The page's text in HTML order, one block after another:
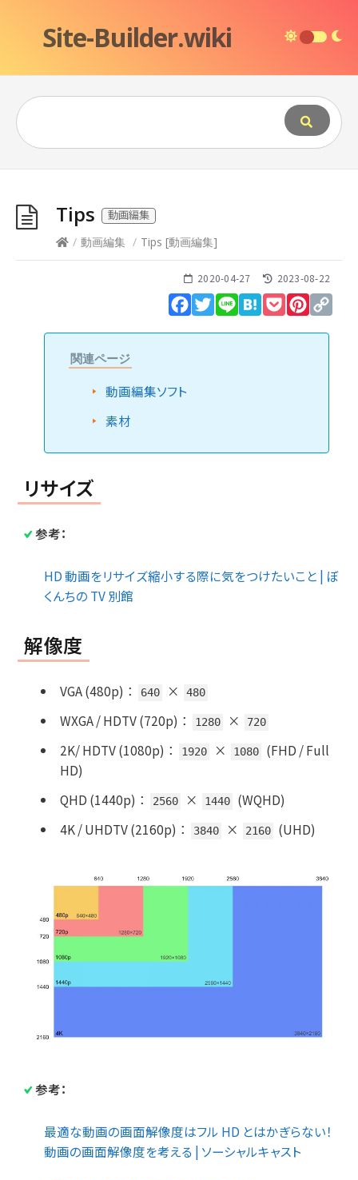
Site-Builder.wiki
Tips
動画編集
/ 動画編集 / Tips [動画編集]
2020-04-27 2023-08-22
Facebook
Twitter
Line HatenaPocket
関連ページ
動画編集ソフト
素材
リサイズ
参考：
HD 動画をリサイズ縮小する際に気をつけたいこと | ぼ
くんちの TV 別館
解像度
VGA (480p) ： 640 × 480
WXGA / HDTV (720p) ： 1280 × 720
2K/ HDTV (1080p) ： 1920 × 1080
(FHD / Full
HD)
QHD (1440p) ： 2560 × 1440
(WQHD)
4K / UHDTV (2160p) ： 3840 × 2160 (UHD)
参考：
最適な動画の画面解像度はフル HD とはかぎらない！
動画の画面解像度を考える | ソーシャルキャスト